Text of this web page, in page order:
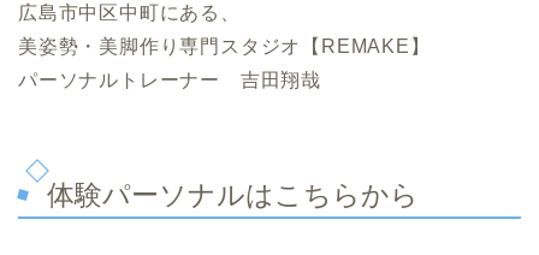
広島市中区中町にある、
美姿勢・美脚作り専門スタジオ【REMAKE】
パーソナルトレーナー 吉田翔哉
体験パーソナルはこちらから